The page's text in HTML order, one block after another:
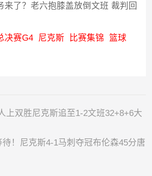
来了？老六抱膝盖放倒文班 裁判回
决赛G4 尼克斯 比赛集锦 篮球
上双胜尼克斯追至1-2文班32+8+6大
待！尼克斯4-1马刺夺冠布伦森45分唐